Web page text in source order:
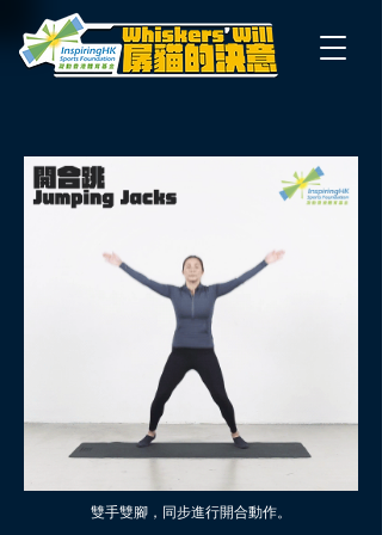
雙手雙腳，同步進行開合動作。